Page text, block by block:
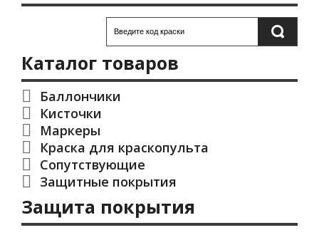
Каталог товаров
Баллончики
Кисточки
Маркеры
Краска для краскопульта
Сопутствующие
Защитные покрытия
Защита покрытия